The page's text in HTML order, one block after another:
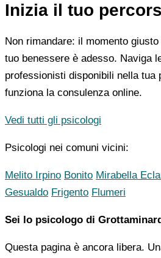
Inizia il tuo
Non rimandare: il momento
tuo benessere è adesso. Naviga
professionisti disponibili nella tua
funziona la consulenza online.
Vedi tutti gli psicologi
Psicologi nei comuni vicini:
Melito Irpino Bonito Mirabella
Gesualdo Frigento Flumeri
Sei lo psicologo di
Questa pagina è ancora libera.